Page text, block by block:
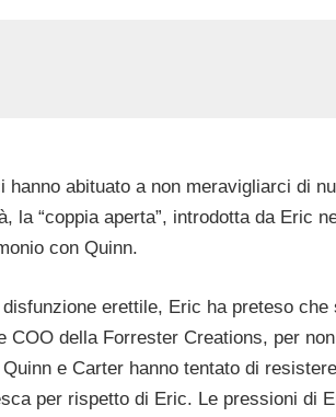
abituato a non meravigliarci di
la “coppia aperta”, introdotta da Eric
con Quinn.
erettile, Eric ha preteso
della Forrester Creations, per
e Carter hanno tentato di
per rispetto di Eric. Le pressioni di